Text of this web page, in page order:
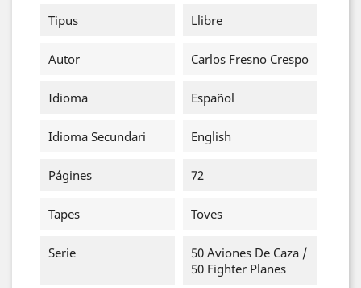
Tipus
Llibre
Autor Carlos Fresno Crespo
Idioma Español
Idioma Secundari English
Págines 72
Tapes Toves
Serie
50 Aviones De Caza /
50 Fighter Planes